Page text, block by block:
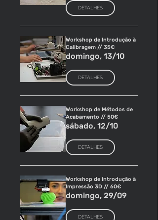
DETALHES
Workshop de Introdução à
Calibragem // 35€
domingo, 13/10
DETALHES
Workshop de Métodos de
Acabamento // 50€
sábado, 12/10
DETALHES
Workshop de Introdução à
Impressão 3D // 60€
domingo, 29/09
DETALHES